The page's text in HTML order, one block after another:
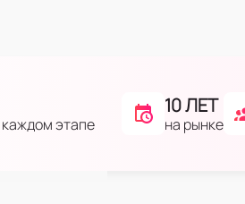
этапе
10 ЛЕТ
на рынке